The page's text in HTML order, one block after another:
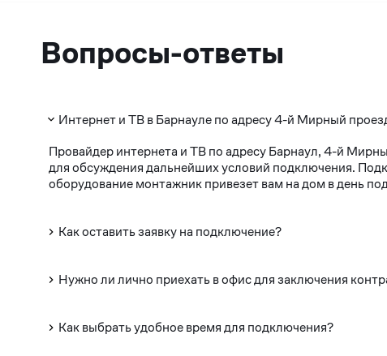
Вопросы-ответы
Интернет и ТВ в Барнауле по адресу 4-й Мирный
Провайдер интернета и ТВ по адресу Барнаул, 4-й
для обсуждения дальнейших условий подключения.
оборудование монтажник привезет вам на дом в день
Как оставить заявку на подключение?
Нужно ли лично приехать в офис для заключения
Как выбрать удобное время для подключения?